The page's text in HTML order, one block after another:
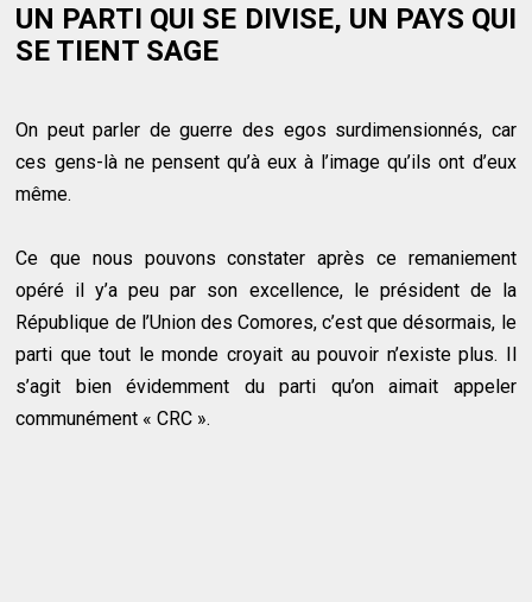
UN PARTI QUI SE DIVISE, UN PAYS QUI
SE TIENT SAGE
On peut parler de guerre des egos surdimensionnés, car
ces gens-là ne pensent qu’à eux à l’image qu’ils ont d’eux
même.
Ce que nous pouvons constater après ce remaniement
opéré il y’a peu par son excellence, le président de la
République de l’Union des Comores, c’est que désormais, le
parti que tout le monde croyait au pouvoir n’existe plus. Il
s’agit bien évidemment du parti qu’on aimait appeler
communément « CRC ».